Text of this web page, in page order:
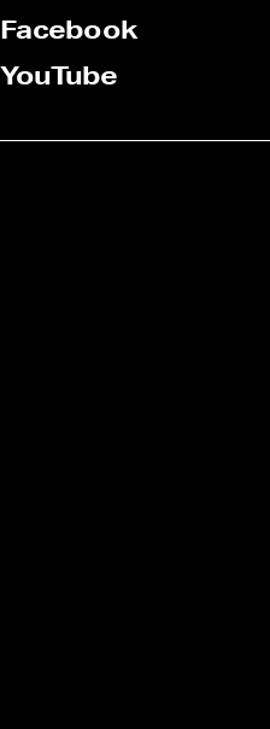
Facebook
YouTube